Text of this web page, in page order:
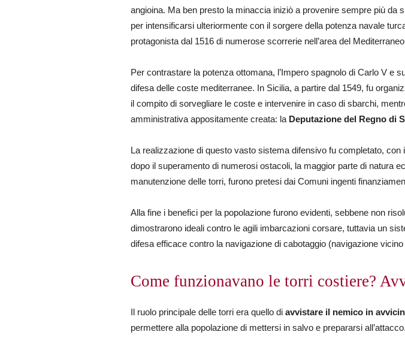
angioina. Ma ben presto la minaccia iniziò a provenire sempre più da
per intensificarsi ulteriormente con il sorgere della potenza navale
protagonista dal 1516 di numerose scorrerie nell’area del
Per contrastare la potenza ottomana, l’Impero spagnolo di Carlo V e
difesa delle coste mediterranee. In Sicilia, a partire dal 1549, fu
il compito di sorvegliare le coste e intervenire in caso di sbarchi,
amministrativa appositamente creata: la Deputazione del Regno di
La realizzazione di questo vasto sistema difensivo fu completato,
dopo il superamento di numerosi ostacoli, la maggior parte di natura
manutenzione delle torri, furono pretesi dai Comuni ingenti
Alla fine i benefici per la popolazione furono evidenti, sebbene non
dimostrarono ideali contro le agili imbarcazioni corsare, tuttavia un
difesa efficace contro la navigazione di cabotaggio (navigazione
Come funzionavano le torri costiere?
Il ruolo principale delle torri era quello di avvistare il nemico in
permettere alla popolazione di mettersi in salvo e prepararsi all’attacco.